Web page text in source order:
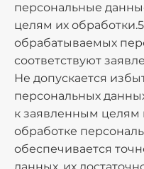
персональные
целям их
обрабатываемых
соответствуют
Не допускается
персональных
к заявленным целям
обработке
обеспечивается